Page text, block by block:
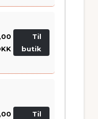
Til
butik
Til